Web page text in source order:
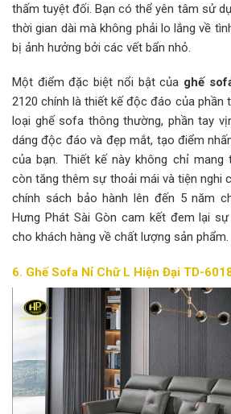
thấm tuyệt đối. Bạn có thể yên tâm sử
thời gian dài mà không phải lo lắng về
bị ảnh hưởng bởi các vết bẩn nhỏ.
Một điểm đặc biệt nổi bật của ghế
2120 chính là thiết kế độc đáo của phần
loại ghế sofa thông thường, phần tay
dáng độc đáo và đẹp mắt, tạo điểm
của bạn. Thiết kế này không chỉ
còn tăng thêm sự thoải mái và tiện nghi
chính sách bảo hành lên đến 5 năm
Hưng Phát Sài Gòn cam kết đem lại
cho khách hàng về chất lượng sản phẩm.
6. Ghế Sofa Nỉ Chữ L Hiện Đại TD-